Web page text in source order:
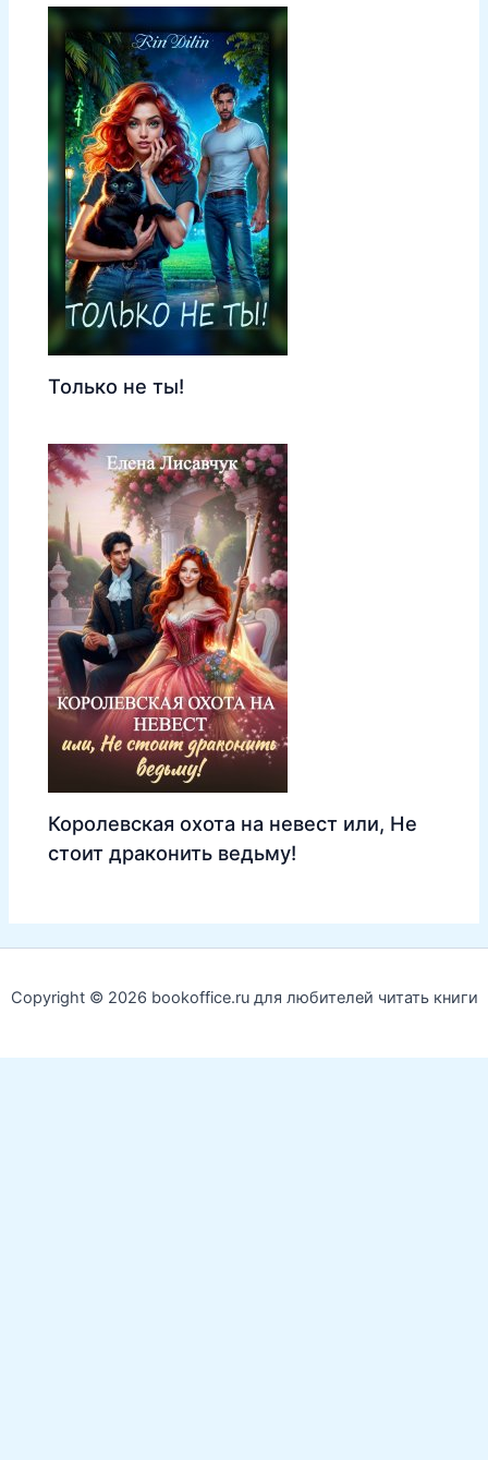
Только не ты!
Королевская охота на невест или, Не
стоит драконить ведьму!
Copyright © 2026 bookoffice.ru для любителей читать книги